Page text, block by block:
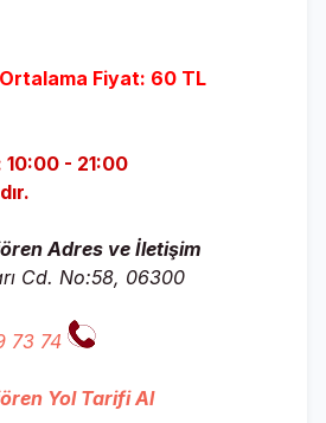
Ortalama Fiyat: 60 TL
10:00 - 21:00
Adres ve İletişim
Cd. No:58, 06300
73 74
Yol Tarifi Al